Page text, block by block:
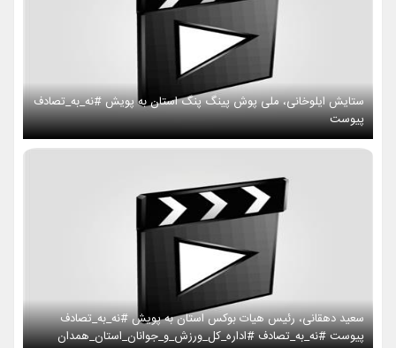
ستایش ایلوخانی، ملی پوش پینگ پنگ استان به پویش #نه_به_تصادف
پیوست
سعید دهقانی، رئیس هیات بوکس استان به پویش #نه_به_تصادف
پیوست #نه_به_تصادف #اداره_کل_ورزش_و_جوانان_استان_همدان